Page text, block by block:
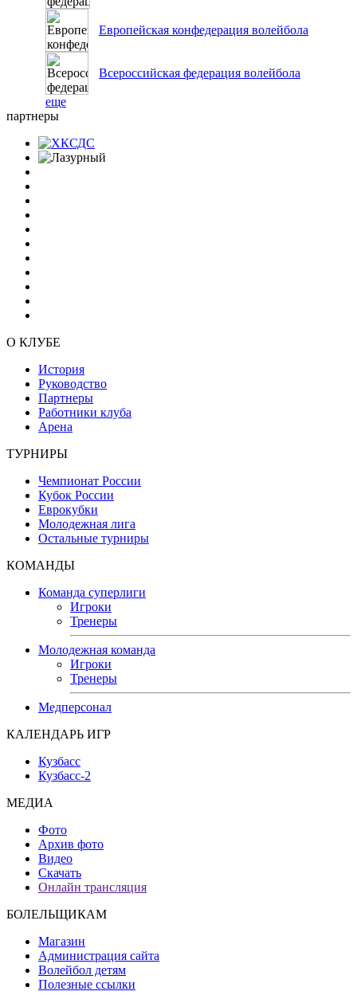
Европейская конфедерация волейбола
Всероссийская федерация волейбола
еще
партнеры
О КЛУБЕ
История
Руководство
Партнеры
Работники клуба
Арена
ТУРНИРЫ
Чемпионат России
Кубок России
Еврокубки
Молодежная лига
Остальные турниры
КОМАНДЫ
Команда суперлиги
Игроки
Тренеры
Молодежная команда
Игроки
Тренеры
Медперсонал
КАЛЕНДАРЬ ИГР
Кузбасс
Кузбасс-2
МЕДИА
Фото
Архив фото
Видео
Скачать
Онлайн трансляция
БОЛЕЛЬЩИКАМ
Магазин
Администрация сайта
Волейбол детям
Полезные ссылки